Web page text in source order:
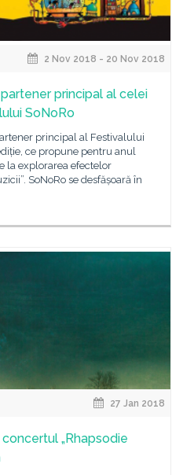
2 Nov 2018 - 20 Nov 2018
principal al celei
SoNoRo
principal al Festivalului
ce propune pentru anul
la explorarea efectelor
SoNoRo se desfășoară în
27 Jan 2018
„Rhapsodie